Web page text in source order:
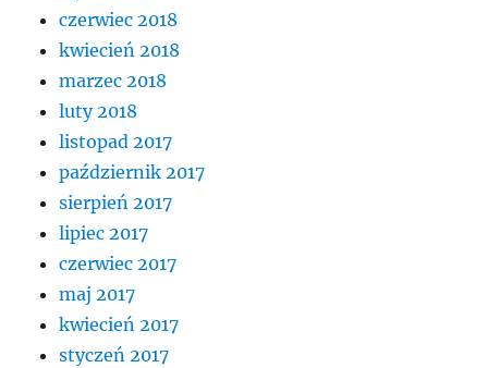
czerwiec 2018
kwiecień 2018
marzec 2018
luty 2018
listopad 2017
październik 2017
sierpień 2017
lipiec 2017
czerwiec 2017
maj 2017
kwiecień 2017
styczeń 2017